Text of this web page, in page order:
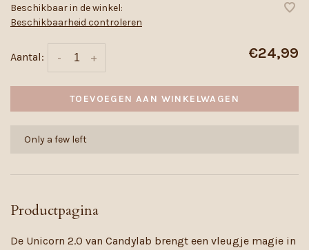
Beschikbaar in de winkel:
Beschikbaarheid controleren
Aantal: +
- €24,99
TOEVOEGEN AAN WINKELWAGEN
Only a few left
Productpagina
De Unicorn 2.0 van Candylab brengt een vleugje magie in